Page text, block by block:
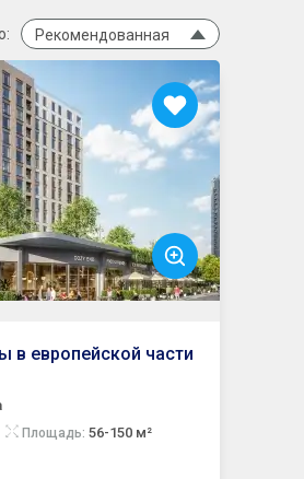
Рекомендованная
в европейской части
Площадь: 56-150 м²